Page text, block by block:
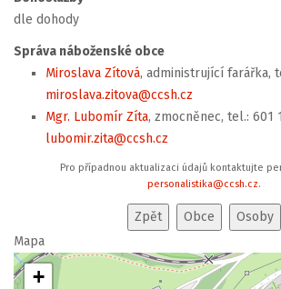
dle dohody
Správa náboženské obce
Miroslava Zítová, administrující farářka,
miroslava.zitova@ccsh.cz
Mgr. Lubomír Zíta, zmocněnec, tel.: 601
lubomir.zita@ccsh.cz
Pro případnou aktualizaci údajů kontaktujte
personalistika@ccsh.cz.
Mapa
+